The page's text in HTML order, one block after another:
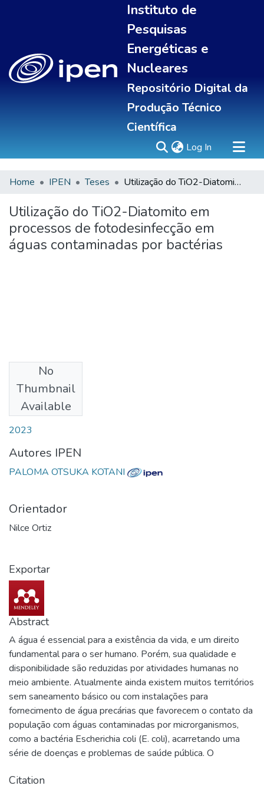
Instituto de
Pesquisas
Energéticas e
Nucleares
Repositório Digital da
Produção Técnico
Científica
Log In (current)
Sobre
Communities & Collections
All of DSpace
Statistics
Home IPEN Teses Utilização do TiO2-Diatomito em processos de fotodesinfecção em águas contaminadas por bactérias
Utilização do TiO2-Diatomito em
processos de fotodesinfecção em
águas contaminadas por bactérias
No
Thumbnail
Available
Download
Date
2023
Autores IPEN
PALOMA OTSUKA KOTANI
Orientador
Nilce Ortiz
Exportar
Abstract
A água é essencial para a existência da vida, e um direito
fundamental para o ser humano. Porém, sua qualidade e
disponibilidade são reduzidas por atividades humanas no
meio ambiente. Atualmente ainda existem muitos territórios
sem saneamento básico ou com instalações para
fornecimento de água precárias que favorecem o contato da
população com águas contaminadas por microrganismos,
como a bactéria Escherichia coli (E. coli), acarretando uma
série de doenças e problemas de saúde pública. O
dos principais objetivos de desenvolvimento sustentável
Citation